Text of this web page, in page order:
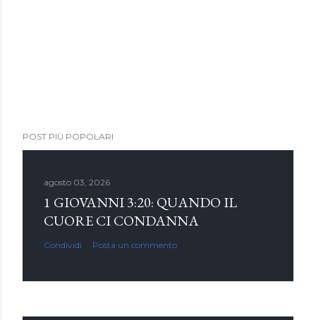
POST PIÙ POPOLARI
agosto 03, 2026
1 GIOVANNI 3:20: QUANDO IL
CUORE CI CONDANNA
Condividi Posta un commento